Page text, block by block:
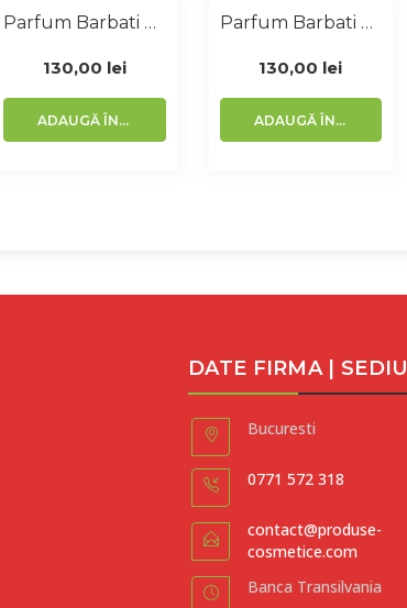
Parfum Barbati Similar Jean Paul 100 Ml
130,00 lei
ADAUGĂ ÎN COȘ
Parfum Barbati Similar Eternity 100 Ml
130,00 lei
ADAUGĂ ÎN COȘ
DATE FIRMA | SEDIU
Bucuresti
0771 572 318
contact@produse-
cosmetice.com
Banca Transilvania